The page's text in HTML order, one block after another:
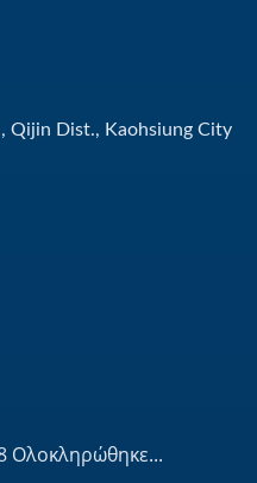
Qijin Dist., Kaohsiung City
Ολοκληρώθηκε...